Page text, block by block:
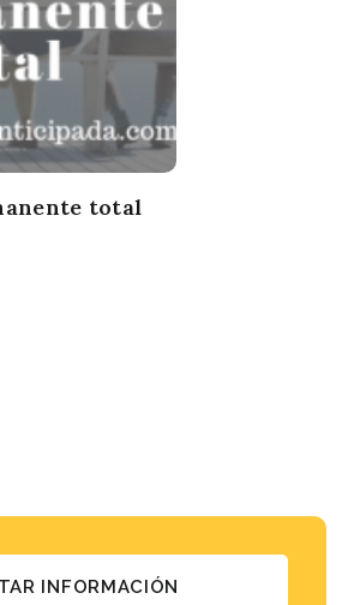
total
INFORMACIÓN